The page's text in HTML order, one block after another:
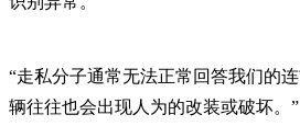
“走私分子通常无法正常回答我们的
辆往往也会出现人为的改装或破坏。”